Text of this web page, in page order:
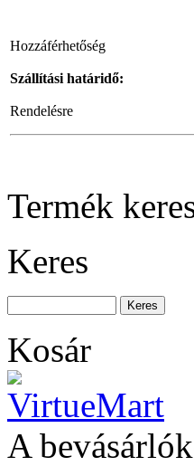
Hozzáférhetőség
Szállítási határidő:
Rendelésre
Termék
Keres
Kosár
A
BAHCO
Szerszámösszeállítás
Racsnics csavarkulcs
készlet, S-forma 29-
részes